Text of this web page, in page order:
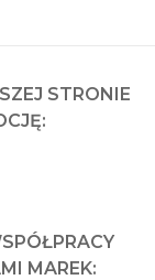
STRONIE
MAREK: